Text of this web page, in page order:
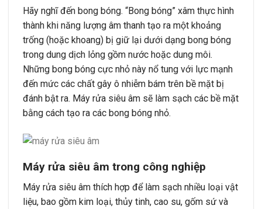
Hãy nghĩ đến bong bóng. “Bong bóng” xâm thực hình
thành khi năng lượng âm thanh tạo ra một khoảng
trống (hoặc khoang) bị giữ lại dưới dạng bong bóng
trong dung dịch lỏng gồm nước hoặc dung môi.
Những bong bóng cực nhỏ này nổ tung với lực mạnh
đến mức các chất gây ô nhiễm bám trên bề mặt bị
đánh bật ra. Máy rửa siêu âm sẽ làm sạch các bề mặt
bằng cách tạo ra các bong bóng nhỏ.
Máy rửa siêu âm trong công nghiệp
Máy rửa siêu âm thích hợp để làm sạch nhiều loại vật
liệu, bao gồm kim loại, thủy tinh, cao su, gốm sứ và